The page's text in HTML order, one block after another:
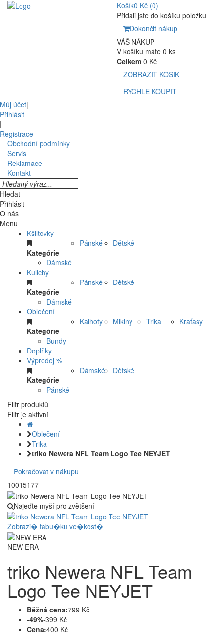
Košík0 Kč (0)
Přidali jste do košíku položku
Dokončit nákup
VÁŠ NÁKUP
V košíku máte 0 ks
Celkem 0 Kč
ZOBRAZIT KOŠÍK
RYCHLE KOUPIT
Můj účet|
Přihlásit
|
Registrace
Obchodní podmínky
Servis
Reklamace
Kontakt
Hledat
Přihlásit
O nás
Menu
Kšiltovky
Kategórie
Dámské
Pánské Dětské
Kulichy
Kategórie
Dámské
Pánské Dětské
Oblečení
Kategórie
Bundy
Kalhoty Mikiny Trika Kraťasy
Doplňky
Výprodej %
Kategórie
Pánské
Dámské Dětské
Filtr produktů
Filtr je aktivní
Oblečení
Trika
triko Newera NFL Team Logo Tee NEYJET
Pokračovat v nákupu
10015177
Najeďte myší pro zvětšení
Zobrazi� tabu�ku ve�kost�
NEW ERA
triko Newera NFL Team
Logo Tee NEYJET
Běžná cena:799 Kč
-49%-399 Kč
Cena:400 Kč